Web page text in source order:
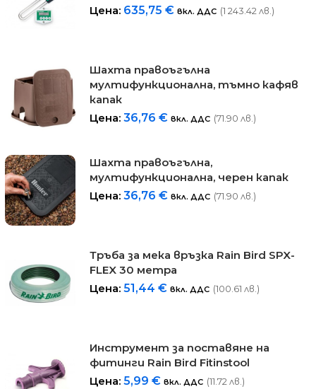
Цена: 635,75€ вкл. ДДС (1 243.42 лв.)
Шахта правоъгълна
мултифункционална, тъмно кафяв
капак
Цена:36,76€ вкл. ДДС (71.90 лв.)
Шахта правоъгълна,
мултифункционална, черен капак
Цена:36,76€ вкл. ДДС (71.90 лв.)
Тръба за мека връзка Rain Bird SPX-
FLEX 30 метра
Цена:51,44€ вкл. ДДС (100.61 лв.)
Инструмент за поставяне на
фитинги Rain Bird Fitinstool
Цена:5,99€ вкл. ДДС (11.72 лв.)